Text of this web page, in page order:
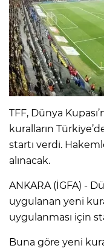
TFF, Dünya
kuralların
startı verdi.
alınacak.
ANKARA (İGFA) -
uygulanan yeni
uygulanması için
Buna göre yeni